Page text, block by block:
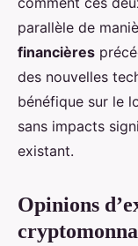
parallèle de
financières
des nouvelles
bénéfique sur le
sans impacts
existant.
Opinions